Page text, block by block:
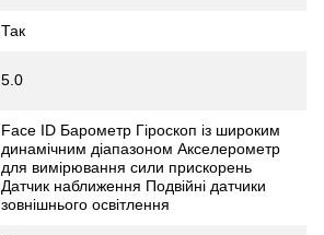
Так
5.0
Face ID Барометр Гіроскоп із широким
динамічним діапазоном Акселерометр
для вимірювання cили прискорень
Датчик наближення Подвійні датчики
зовнішнього освітлення